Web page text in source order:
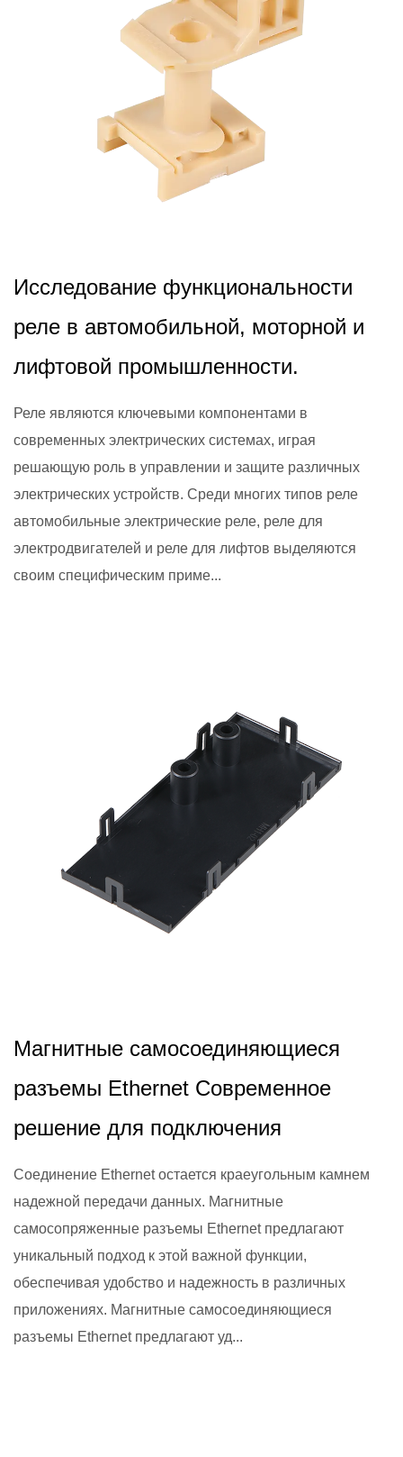
Исследование функциональности
реле в автомобильной, моторной и
лифтовой промышленности.
Реле являются ключевыми компонентами в
современных электрических системах, играя
решающую роль в управлении и защите различных
электрических устройств. Среди многих типов реле
автомобильные электрические реле, реле для
электродвигателей и реле для лифтов выделяются
своим специфическим приме...
Магнитные самосоединяющиеся
разъемы Ethernet Современное
решение для подключения
Соединение Ethernet остается краеугольным камнем
надежной передачи данных. Магнитные
самосопряженные разъемы Ethernet предлагают
уникальный подход к этой важной функции,
обеспечивая удобство и надежность в различных
приложениях. Магнитные самосоединяющиеся
разъемы Ethernet предлагают уд...